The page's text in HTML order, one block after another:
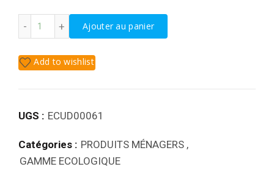
Ajouter au panier
Add to wishlist
UGS : ECUD00061
Catégories : PRODUITS MÉNAGERS ,
GAMME ECOLOGIQUE